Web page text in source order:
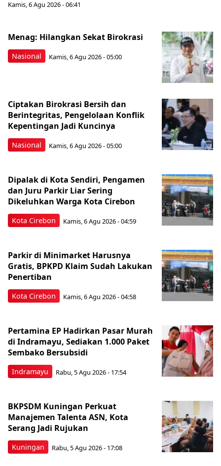
Kamis, 6 Agu 2026 - 06:41
Nasional
Menag: Hilangkan Sekat Birokrasi
Kamis, 6 Agu 2026 - 05:00
Nasional
Ciptakan Birokrasi Bersih dan
Berintegritas, Pengelolaan Konflik
Kepentingan Jadi Kuncinya
Kamis, 6 Agu 2026 - 05:00
Kota Cirebon
Dipalak di Kota Sendiri, Pengamen
dan Juru Parkir Liar Sering
Dikeluhkan Warga Kota Cirebon
Kamis, 6 Agu 2026 - 04:59
Kota Cirebon
Parkir di Minimarket Harusnya
Gratis, BPKPD Klaim Sudah Lakukan
Penertiban
Kamis, 6 Agu 2026 - 04:58
Indramayu
Pertamina EP Hadirkan Pasar Murah
di Indramayu, Sediakan 1.000 Paket
Sembako Bersubsidi
Rabu, 5 Agu 2026 - 17:54
Kuningan
BKPSDM Kuningan Perkuat
Manajemen Talenta ASN, Kota
Serang Jadi Rujukan
Rabu, 5 Agu 2026 - 17:08